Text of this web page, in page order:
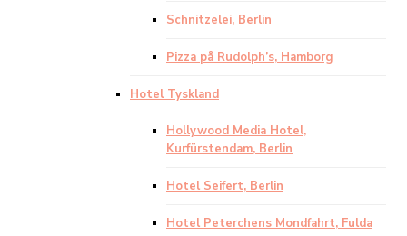
Schnitzelei, Berlin
Pizza på Rudolph’s, Hamborg
Hotel Tyskland
Hollywood Media Hotel,
Kurfürstendam, Berlin
Hotel Seifert, Berlin
Hotel Peterchens Mondfahrt, Fulda